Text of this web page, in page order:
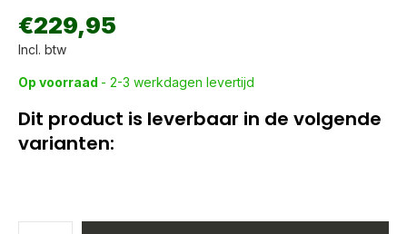
€229,95
Incl. btw
Op voorraad - 2-3 werkdagen levertijd
Dit product is leverbaar in de volgende
varianten: